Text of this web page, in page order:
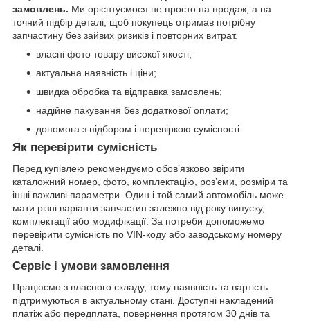
замовлень. Ми орієнтуємося не просто на продаж, а на
точний підбір деталі, щоб покупець отримав потрібну
запчастину без зайвих ризиків і повторних витрат.
власні фото товару високої якості;
актуальна наявність і ціни;
швидка обробка та відправка замовлень;
надійне пакування без додаткової оплати;
допомога з підбором і перевіркою сумісності.
Як перевірити сумісність
Перед купівлею рекомендуємо обов’язково звірити
каталожний номер, фото, комплектацію, роз’єми, розміри та
інші важливі параметри. Один і той самий автомобіль може
мати різні варіанти запчастин залежно від року випуску,
комплектації або модифікації. За потреби допоможемо
перевірити сумісність по VIN-коду або заводському номеру
деталі.
Сервіс і умови замовлення
Працюємо з власного складу, тому наявність та вартість
підтримуються в актуальному стані. Доступні накладений
платіж або передплата, повернення протягом 30 днів та